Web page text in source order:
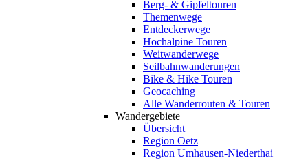
Berg- & Gipfeltouren
Themenwege
Entdeckerwege
Hochalpine Touren
Weitwanderwege
Seilbahnwanderungen
Bike & Hike Touren
Geocaching
Alle Wanderrouten & Touren
Wandergebiete
Übersicht
Region Oetz
Region Umhausen-Niederthai